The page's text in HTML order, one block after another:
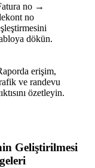
no →
no
dökün.
erişim,
ve randevu
özetleyin.
Geliştirilmesi